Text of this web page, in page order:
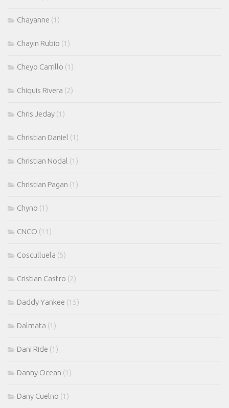
Chayanne (1)
Chayin Rubio (1)
Cheyo Carrillo (1)
Chiquis Rivera (2)
Chris Jeday (1)
Christian Daniel (1)
Christian Nodal (1)
Christian Pagan (1)
Chyno (1)
CNCO (11)
Cosculluela (5)
Cristian Castro (2)
Daddy Yankee (15)
Dalmata (1)
Dani Ride (1)
Danny Ocean (1)
Dany Cuelno (1)